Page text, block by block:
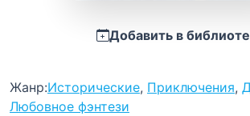
Добавить в
Жанр:Исторические, Приключения,
Любовное фэнтези